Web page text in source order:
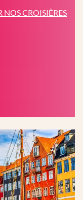
NOS CROISIÈRES